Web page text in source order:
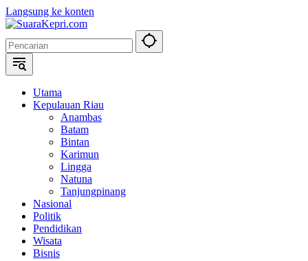
Langsung ke konten
Utama
Kepulauan Riau
Anambas
Batam
Bintan
Karimun
Lingga
Natuna
Tanjungpinang
Nasional
Politik
Pendidikan
Wisata
Bisnis